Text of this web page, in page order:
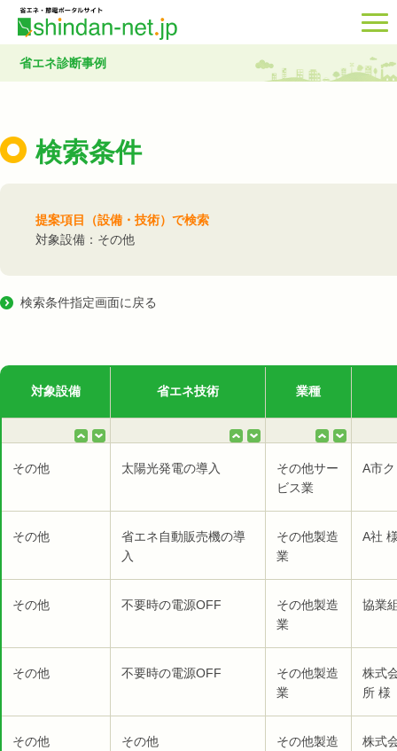
省エネ診断事例
検索条件
提案項目（設備・技術）で検索
対象設備：その他
検索条件指定画面に戻る
対象設備 省エネ技術 業種
その他 太陽光発電の導入
その他サー
ビス業
A市
その他
省エネ自動販売機の導
入
その他製造
業
A社
その他 不要時の電源OFF
その他製造
業
協業
その他 不要時の電源OFF
その他製造
業
株式
所 様
その他 その他
その他製造
株式